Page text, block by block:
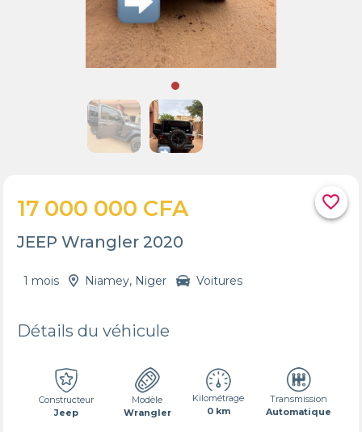
favorite_border
17 000 000 CFA
JEEP Wrangler 2020
1 mois Niamey, Niger Voitures
Détails du véhicule
Constructeur
Jeep
Modèle
Wrangler
Kilométrage
0 km
Transmission
Automatique